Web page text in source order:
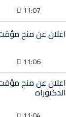
11:07
اعلان عن منح
11:06
اعلان عن منح
الدكتوراه